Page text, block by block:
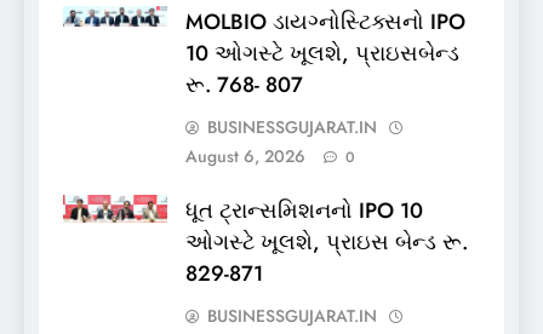
MOLBIO ડાયગ્નોસ્ટિક્સનો IPO
10 ઓગસ્ટે ખૂલશે, પ્રાઇસબેન્ડ
રૂ. 768- 807
BUSINESSGUJARAT.IN
August 6, 2026
0
ધૂત ટ્રાન્સમિશનનો IPO 10
ઓગસ્ટે ખૂલશે, પ્રાઇસ બેન્ડ રૂ.
829-871
BUSINESSGUJARAT.IN